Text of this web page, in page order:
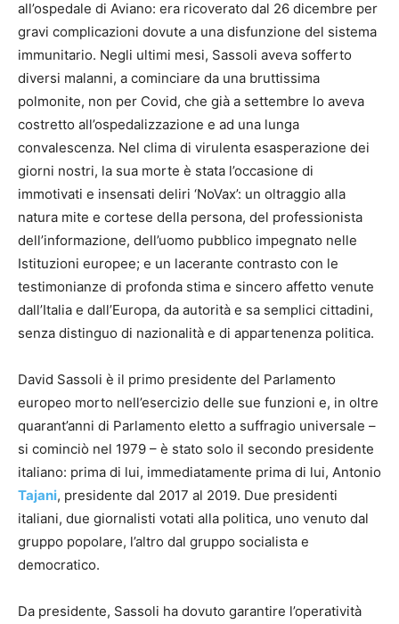
all’ospedale di Aviano: era ricoverato dal 26 dicembre per
gravi complicazioni dovute a una disfunzione del sistema
immunitario. Negli ultimi mesi, Sassoli aveva sofferto
diversi malanni, a cominciare da una bruttissima
polmonite, non per Covid, che già a settembre lo aveva
costretto all’ospedalizzazione e ad una lunga
convalescenza. Nel clima di virulenta esasperazione dei
giorni nostri, la sua morte è stata l’occasione di
immotivati e insensati deliri ‘NoVax’: un oltraggio alla
natura mite e cortese della persona, del professionista
dell’informazione, dell’uomo pubblico impegnato nelle
Istituzioni europee; e un lacerante contrasto con le
testimonianze di profonda stima e sincero affetto venute
dall’Italia e dall’Europa, da autorità e sa semplici cittadini,
senza distinguo di nazionalità e di appartenenza politica.
David Sassoli è il primo presidente del Parlamento
europeo morto nell’esercizio delle sue funzioni e, in oltre
quarant’anni di Parlamento eletto a suffragio universale –
si cominciò nel 1979 – è stato solo il secondo presidente
italiano: prima di lui, immediatamente prima di lui, Antonio
Tajani, presidente dal 2017 al 2019. Due presidenti
italiani, due giornalisti votati alla politica, uno venuto dal
gruppo popolare, l’altro dal gruppo socialista e
democratico.
Da presidente, Sassoli ha dovuto garantire l’operatività